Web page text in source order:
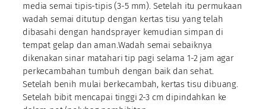
media semai tipis-tipis (3-5 mm). Setelah itu permukaan
wadah semai ditutup dengan kertas tisu yang telah
dibasahi dengan handsprayer kemudian simpan di
tempat gelap dan aman.Wadah semai sebaiknya
dikenakan sinar matahari tip pagi selama 1-2 jam agar
perkecambahan tumbuh dengan baik dan sehat.
Setelah benih mulai berkecambah, kertas tisu dibuang.
Setelah bibit mencapai tinggi 2-3 cm dipindahkan ke